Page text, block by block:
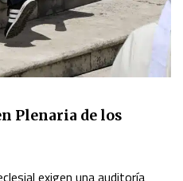
Plenaria de los
exigen una auditoría